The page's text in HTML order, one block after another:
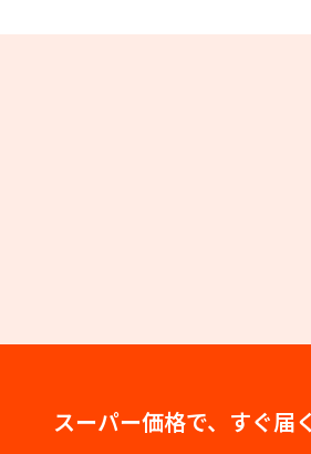
スーパー価格で、すぐ届く